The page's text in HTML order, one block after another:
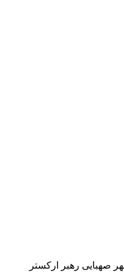
صهبایی رهبر ارکستر